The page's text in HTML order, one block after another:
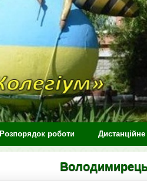
Розпорядок роботи
Володимирецький